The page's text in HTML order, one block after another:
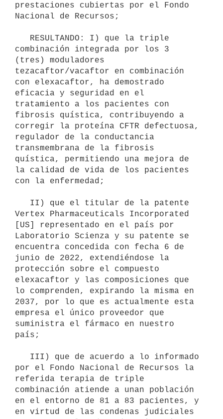
prestaciones cubiertas por el Fondo
Nacional de Recursos;
combinación integrada por los 3
(tres) moduladores
tezacaftor/vacaftor en combinación
con elexacaftor, ha demostrado
eficacia y seguridad en el
tratamiento a los pacientes con
fibrosis quística, contribuyendo a
corregir la proteína CFTR defectuosa,
regulador de la conductancia
transmembrana de la fibrosis
quística, permitiendo una mejora de
la calidad de vida de los pacientes
con la enfermedad;
Vertex Pharmaceuticals Incorporated
[US] representado en el país por
Laboratorio Scienza y su patente se
encuentra concedida con fecha 6 de
junio de 2022, extendiéndose la
protección sobre el compuesto
elexacaftor y las composiciones que
lo comprenden, expirando la misma en
2037, por lo que es actualmente esta
empresa el único proveedor que
suministra el fármaco en nuestro
país;
por el Fondo Nacional de Recursos la
referida terapia de triple
combinación atiende a unan población
en el entorno de 81 a 83 pacientes, y
en virtud de las condenas judiciales